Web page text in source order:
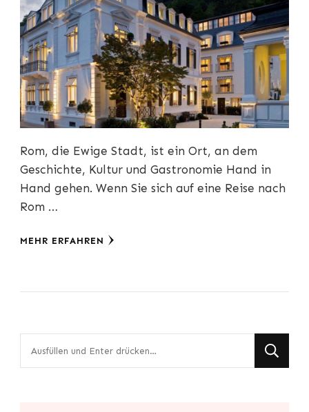
Rom, die Ewige Stadt, ist ein Ort, an dem
Geschichte, Kultur und Gastronomie Hand in
Hand gehen. Wenn Sie sich auf eine Reise nach
Rom …
MEHR ERFAHREN